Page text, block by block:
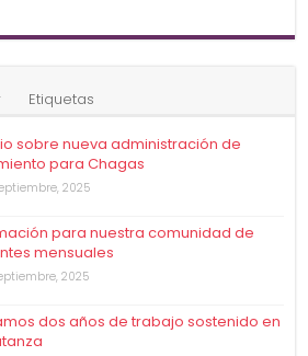
Etiquetas
sobre nueva administración de
para Chagas
2025
para nuestra comunidad de
mensuales
2025
dos años de trabajo sostenido en